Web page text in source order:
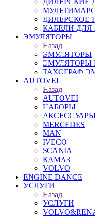
ДИЛЕРСКИЕ
ДИЛЕРСКОЕ
КАБЕЛИ
ЭМУЛЯТОРЫ
Назад
ЭМУЛЯТОРЫ
ЭМУЛЯТОРЫ
ТАХОГРАФ
AUTOVEI
Назад
AUTOVEI
НАБОРЫ
АКСЕССУАРЫ
MERCEDES
MAN
IVECO
SCANIA
КАМАЗ
VOLVO
ENGINE DANCE
УСЛУГИ
Назад
УСЛУГИ